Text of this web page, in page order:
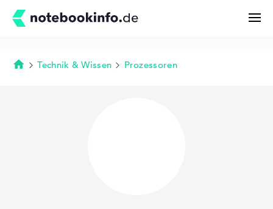
Startseite
Technik & Wissen Prozessoren